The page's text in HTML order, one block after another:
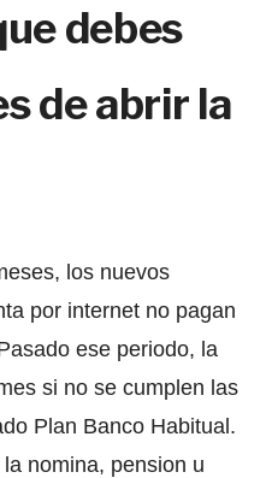
debes
de abrir la
los nuevos
por internet no pagan
ese periodo, la
si no se cumplen las
Plan Banco Habitual.
nomina, pension u